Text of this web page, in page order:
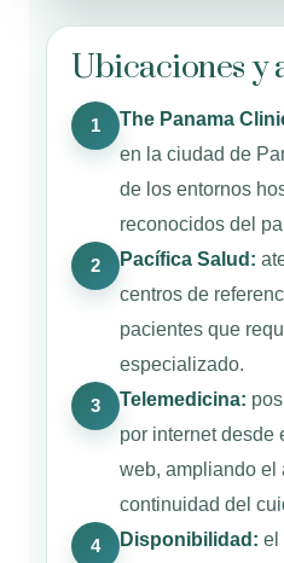
Ubicaciones y
1 The Panama
en la ciudad de
de los entornos
reconocidos del
2
Pacífica Salud:
centros de
pacientes que
especializado.
3
Telemedicina:
por internet desde
web, ampliando el
continuidad del
4
Disponibilidad: el